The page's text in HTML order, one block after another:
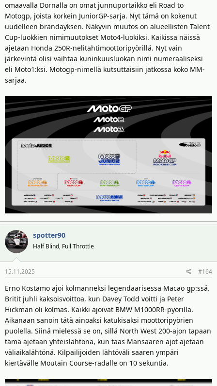
omaavalla Dornalla on omat junnuportaikko eli Road to
Motogp, joista korkein JuniorGP-sarja. Nyt tämä on kokenut
uudelleen brändäyksen. Näkyvin muutos on alueellisten Talent
Cup-luokkien nimimuutokset Moto4-luokiksi. Kaikissa näissä
ajetaan Honda 250R-nelitahtimoottoripyörillä. Nyt vain
järkevintä olisi vaihtaa kuninkuusluokan nimi numeraaliseksi
eli Moto1:ksi. Motogp-nimellä kutsuttaisiin jatkossa koko MM-
sarjaa.
spotter90
Half Blind, Full Throttle
15.11.2025 #164
Erno Kostamo ajoi kolmanneksi legendaarisessa Macao gp:ssä.
Britit juhli kaksoisvoittoa, kun Davey Todd voitti ja Peter
Hickman oli kolmas. Kaikki ajoivat BMW M1000RR-pyörillä.
Aikanaan sanoin tätä ainoaksi katukisaksi moottoripyörien
puolella. Siinä mielessä se on, sillä North West 200-ajon tapaan
tämä ajetaan yhteislähtönä, kun taas Mansaaren ajot ajetaan
väliaikalähtönä. Kilpailijoiden lähtöväli saaren ympäri
kiertävälle Moutain Course-radalle on 10 sekuntia.